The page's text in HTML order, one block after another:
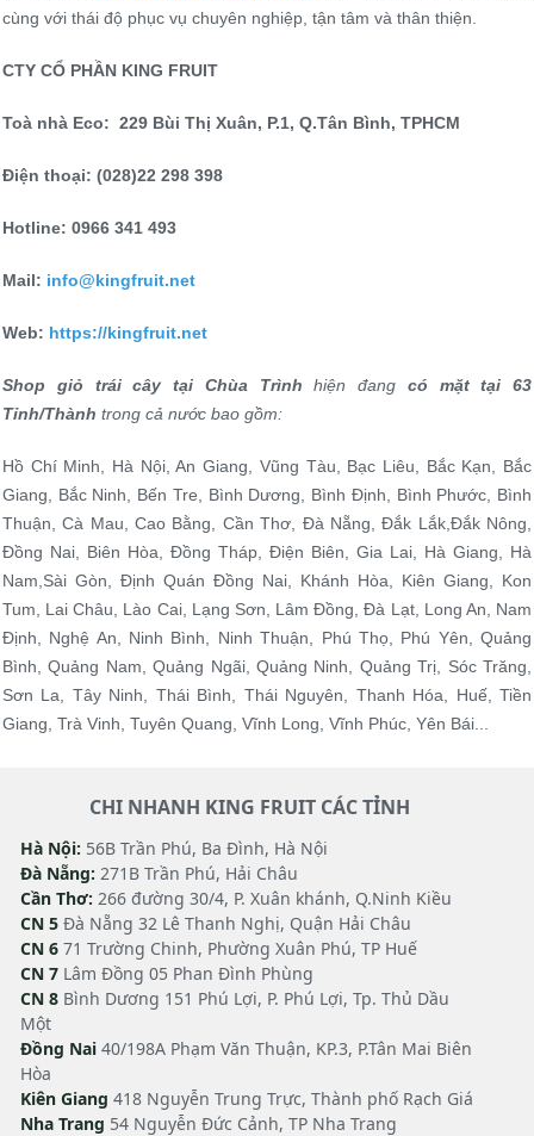
cùng với thái độ phục vụ chuyên nghiệp, tận tâm và thân thiện.
CTY CỔ PHẦN KING FRUIT
Toà nhà Eco: 229 Bùi Thị Xuân, P.1, Q.Tân Bình, TPHCM
Điện thoại: (028)22 298 398
Hotline: 0966 341 493
Mail: info@kingfruit.net
Web: https://kingfruit.net
Shop giỏ trái cây tại Chùa Trình hiện đang có mặt tại 63
Tỉnh/Thành trong cả nước bao gồm:
Hồ Chí Minh, Hà Nội, An Giang, Vũng Tàu, Bạc Liêu, Bắc Kạn, Bắc
Giang, Bắc Ninh, Bến Tre, Bình Dương, Bình Định, Bình Phước, Bình
Thuận, Cà Mau, Cao Bằng, Cần Thơ, Đà Nẵng, Đắk Lắk,Đắk Nông,
Đồng Nai, Biên Hòa, Đồng Tháp, Điện Biên, Gia Lai, Hà Giang, Hà
Nam,Sài Gòn, Định Quán Đồng Nai, Khánh Hòa, Kiên Giang, Kon
Tum, Lai Châu, Lào Cai, Lạng Sơn, Lâm Đồng, Đà Lạt, Long An, Nam
Định, Nghệ An, Ninh Bình, Ninh Thuận, Phú Thọ, Phú Yên, Quảng
Bình, Quảng Nam, Quảng Ngãi, Quảng Ninh, Quảng Trị, Sóc Trăng,
Sơn La, Tây Ninh, Thái Bình, Thái Nguyên, Thanh Hóa, Huế, Tiền
Giang, Trà Vinh, Tuyên Quang, Vĩnh Long, Vĩnh Phúc, Yên Bái...
CHI NHANH KING FRUIT CÁC TỈNH
Hà Nội: 56B Trần Phú, Ba Đình, Hà Nội
Đà Nẵng: 271B Trần Phú, Hải Châu
Cần Thơ: 266 đường 30/4, P. Xuân khánh, Q.Ninh Kiều
CN 5 Đà Nẵng 32 Lê Thanh Nghị, Quận Hải Châu
CN 6 71 Trường Chinh, Phường Xuân Phú, TP Huế
CN 7 Lâm Đồng 05 Phan Đình Phùng
CN 8 Bình Dương 151 Phú Lợi, P. Phú Lợi, Tp. Thủ Dầu
Một
Đồng Nai 40/198A Phạm Văn Thuận, KP.3, P.Tân Mai Biên
Hòa
Kiên Giang 418 Nguyễn Trung Trực, Thành phố Rạch Giá
Nha Trang 54 Nguyễn Đức Cảnh, TP Nha Trang